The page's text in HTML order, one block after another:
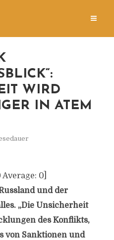
WIRD
IN ATEM
Average: 0]
und der
„Die Unsicherheit
des Konflikts,
von Sanktionen und